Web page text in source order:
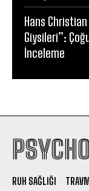
Hans
Giysileri”:
İnceleme
RUH SAĞLIĞI